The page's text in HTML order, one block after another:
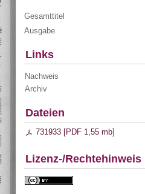
Gesamttitel
Ausgabe
Links
Nachweis
Archiv
Dateien
731933 [PDF 1,55 mb]
Lizenz-/Rechtehinweis